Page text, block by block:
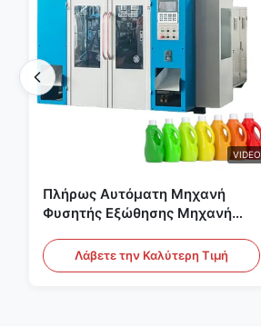
VIDEO
Πλήρως Αυτόματη Μηχανή
Φυσητής Εξώθησης Μηχανή
Λάβετε την Καλύτερη Τιμή